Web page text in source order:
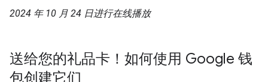
2024 年 10 月 24 日进行在线播放
送给您的礼品卡！如何使用 Google 钱
包创建它们